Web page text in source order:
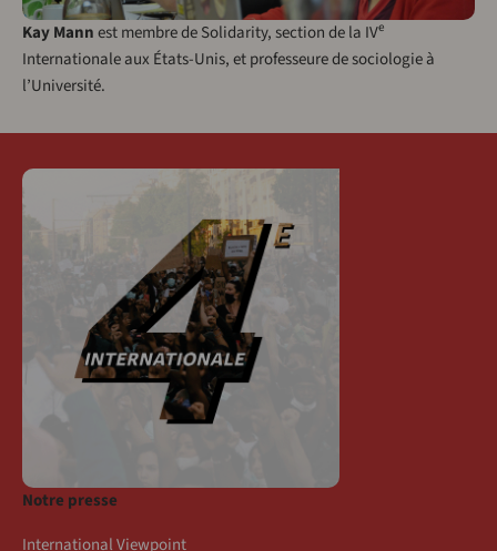
Kay Mannest membre de Solidarity, section de la IVe
Internationale aux États-Unis, et professeure de sociologie à
l’Université.
Notre presse
International Viewpoint